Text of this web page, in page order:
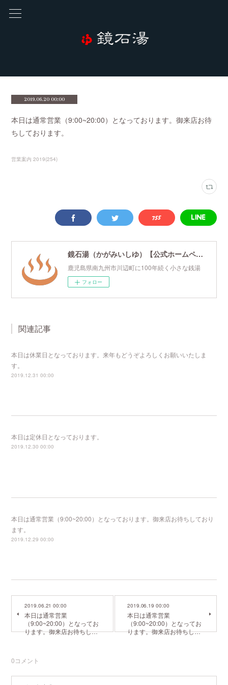
2019.06.20 00:00
本日は通常営業（9:00~20:00）となっております。御来店お待
ちしております。
営業案内 2019(254)
鏡石湯（かがみいしゆ）【公式ホームページ】
鹿児島県南九州市川辺町に100年続く小さな銭湯
フォロー
関連記事
本日は休業日となっております。来年もどうぞよろしくお願いいたしま
す。
2019.12.31 00:00
本日は定休日となっております。
2019.12.30 00:00
本日は通常営業（9:00~20:00）となっております。御来店お待ちしており
ます。
2019.12.29 00:00
2019.06.21 00:00
本日は通常営業
（9:00~20:00）となってお
ります。御来店お待ちし…
2019.06.19 00:00
本日は通常営業
（9:00~20:00）となってお
ります。御来店お待ちし…
0コメント